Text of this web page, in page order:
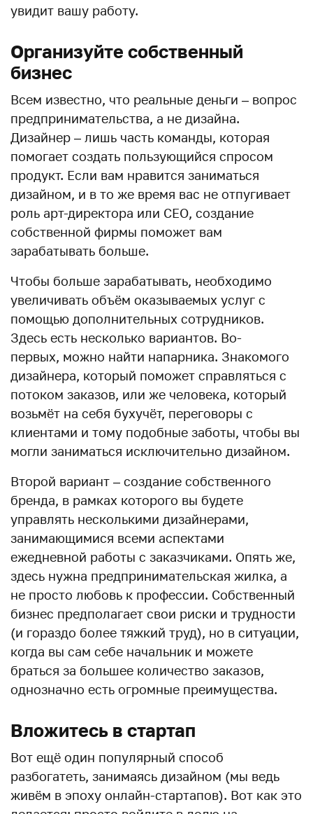
увидит вашу работу.
Организуйте собственный
бизнес
Всем известно, что реальные деньги – вопрос
предпринимательства, а не дизайна.
Дизайнер – лишь часть команды, которая
помогает создать пользующийся спросом
продукт. Если вам нравится заниматься
дизайном, и в то же время вас не отпугивает
роль арт-директора или CEO, создание
собственной фирмы поможет вам
зарабатывать больше.
Чтобы больше зарабатывать, необходимо
увеличивать объём оказываемых услуг с
помощью дополнительных сотрудников.
Здесь есть несколько вариантов. Во-
первых, можно найти напарника. Знакомого
дизайнера, который поможет справляться с
потоком заказов, или же человека, который
возьмёт на себя бухучёт, переговоры с
клиентами и тому подобные заботы, чтобы вы
могли заниматься исключительно дизайном.
Второй вариант – создание собственного
бренда, в рамках которого вы будете
управлять несколькими дизайнерами,
занимающимися всеми аспектами
ежедневной работы с заказчиками. Опять же,
здесь нужна предпринимательская жилка, а
не просто любовь к профессии. Собственный
бизнес предполагает свои риски и трудности
(и гораздо более тяжкий труд), но в ситуации,
когда вы сам себе начальник и можете
браться за большее количество заказов,
однозначно есть огромные преимущества.
Вложитесь в стартап
Вот ещё один популярный способ
разбогатеть, занимаясь дизайном (мы ведь
живём в эпоху онлайн-стартапов). Вот как это